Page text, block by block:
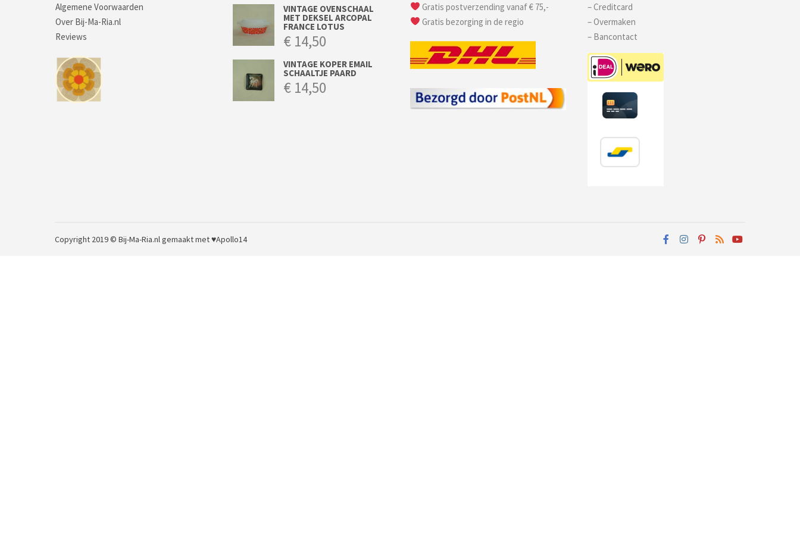
Algemene Voorwaarden
Over Bij-Ma-Ria.nl
Reviews
VINTAGE OVENSCHAAL
MET DEKSEL ARCOPAL
FRANCE LOTUS
€ 14,50
VINTAGE KOPER EMAIL
SCHAALTJE PAARD
€ 14,50
Gratis postverzending vanaf € 75,-
Gratis bezorging in de regio
– Creditcard
– Overmaken
– Bancontact
Copyright 2019 © Bij-Ma-Ria.nlgemaakt met ♥Apollo14